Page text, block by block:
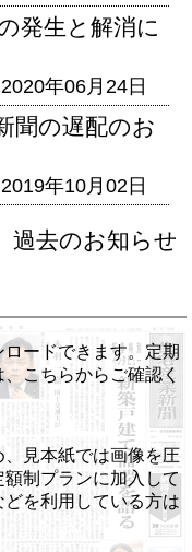
発生と解消に
2020年06月24日
聞の遅配のお
2019年10月02日
過去のお知らせ
ードできます。定期
こちらからご確認く
見本紙では画像を圧
制プランに加入して
を利用している方は